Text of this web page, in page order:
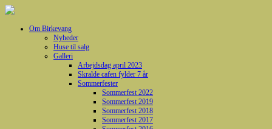
Om Birkevang
Nyheder
Huse til salg
Galleri
Arbejdsdag april 2023
Skralde cafen fylder 7 år
Sommerfester
Sommerfest 2022
Sommerfest 2019
Sommerfest 2018
Sommerfest 2017